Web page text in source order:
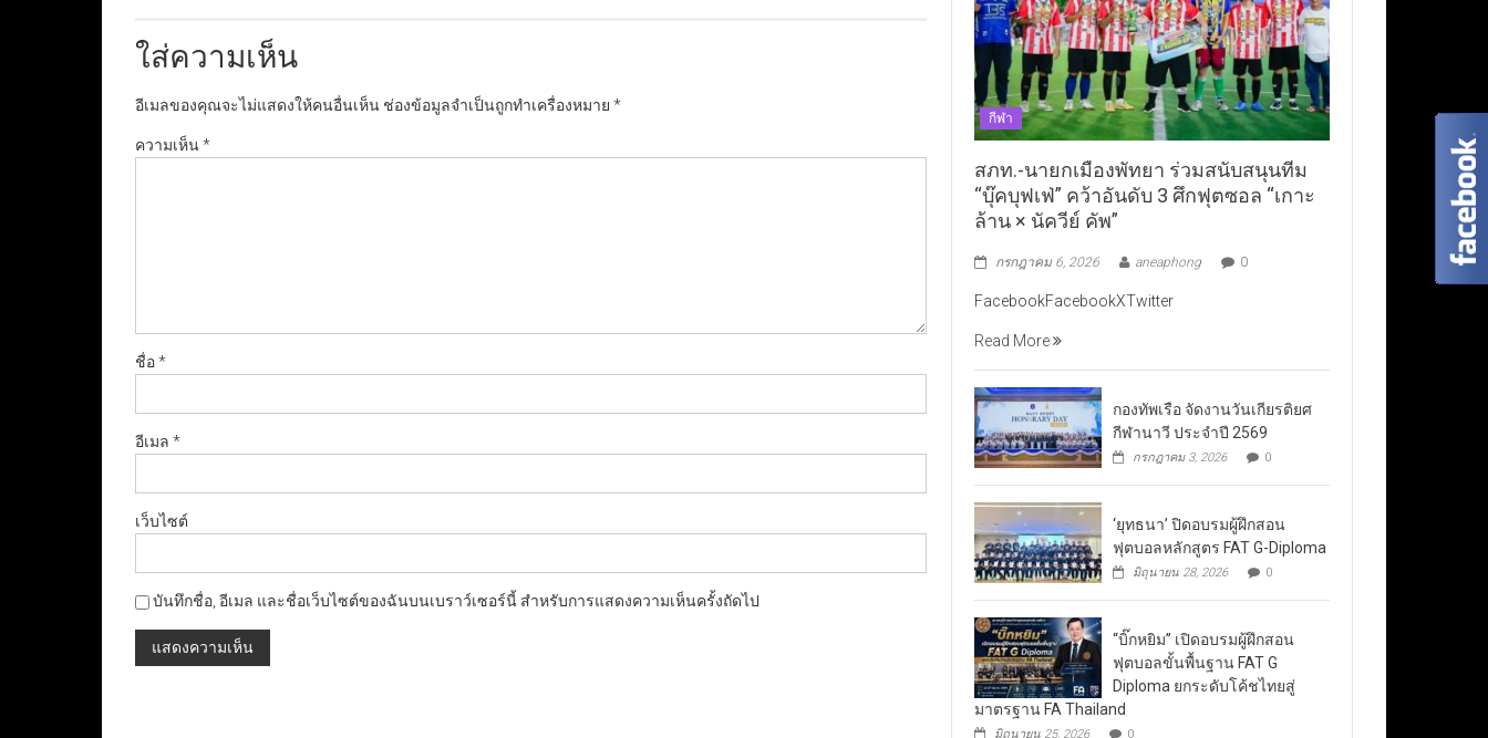
ใส่ความเห็น
อีเมลของคุณจะไม่แสดงให้คนอื่นเห็น ช่องข้อมูลจำเป็นถูกทำเครื่องหมาย *
ความเห็น*
ชื่อ*
อีเมล *
เว็บไซต์
บันทึกชื่อ, อีเมล และชื่อเว็บไซต์ของฉันบนเบราว์เซอร์นี้ สำหรับการแสดงความเห็นครั้งถัดไป
กีฬา
สภท.-นายกเมืองพัทยา ร่วมสนับสนุนทีม
“บุ๊คบุฟเฟ่” คว้าอันดับ 3 ศึกฟุตซอล “เกาะ
ล้าน × นัควีย์ คัพ”
กรกฎาคม 6, 2026 aneaphong 0
FacebookFacebookXTwitter
Read More
กองทัพเรือ จัดงานวันเกียรติยศ
กีฬานาวี ประจำปี 2569
กรกฎาคม 3, 2026 0
‘ยุทธนา’ ปิดอบรมผู้ฝึกสอน
ฟุตบอลหลักสูตร FAT G-Diploma
มิถุนายน 28, 2026 0
“บิ๊กหยิม” เปิดอบรมผู้ฝึกสอน
ฟุตบอลขั้นพื้นฐาน FAT G
Diploma ยกระดับโค้ชไทยสู่
มาตรฐาน FA Thailand
มิถุนายน 25, 2026 0